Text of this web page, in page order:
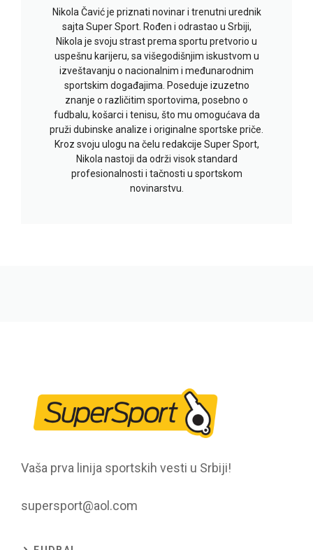
Nikola Čavić je priznati novinar i trenutni urednik
sajta Super Sport. Rođen i odrastao u Srbiji,
Nikola je svoju strast prema sportu pretvorio u
uspešnu karijeru, sa višegodišnjim iskustvom u
izveštavanju o nacionalnim i međunarodnim
sportskim događajima. Poseduje izuzetno
znanje o različitim sportovima, posebno o
fudbalu, košarci i tenisu, što mu omogućava da
pruži dubinske analize i originalne sportske priče.
Kroz svoju ulogu na čelu redakcije Super Sport,
Nikola nastoji da održi visok standard
profesionalnosti i tačnosti u sportskom
novinarstvu.
Vaša prva linija sportskih vesti u Srbiji!
supersport@aol.com